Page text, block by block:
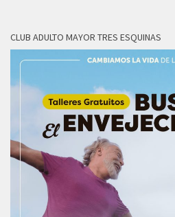
CLUB ADULTO MAYOR TRES ESQUINAS